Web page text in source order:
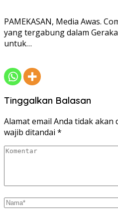
PAMEKASAN, Media Awas.
yang tergabung dalam
untuk…
Tinggalkan Balasan
Alamat email Anda tidak akan
wajib ditandai *